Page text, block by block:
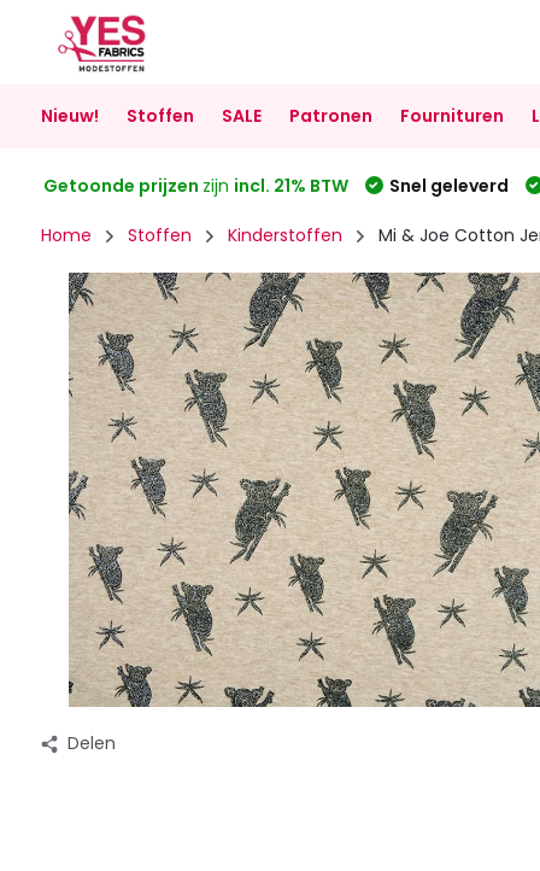
Nieuw! Stoffen SALE Patronen Fournituren
Getoonde prijzen zijn incl. 21% BTW Snel geleverd
Home Stoffen Kinderstoffen Mi & Joe Cotton
Delen